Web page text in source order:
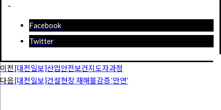
–
Facebook
Twitter
이전 [대전일보]산업안전보건지도자과정
다음[대전일보]건설현장 재해불감증 ‘만연’